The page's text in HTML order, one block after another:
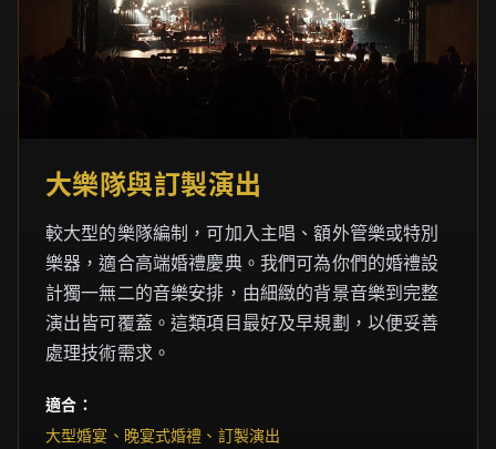
大樂隊與訂製演出
較大型的樂隊編制，可加入主唱、額外管樂或特別
樂器，適合高端婚禮慶典。我們可為你們的婚禮設
計獨一無二的音樂安排，由細緻的背景音樂到完整
演出皆可覆蓋。這類項目最好及早規劃，以便妥善
處理技術需求。
適合：
大型婚宴、晚宴式婚禮、訂製演出